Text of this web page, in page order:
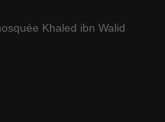
Khaled ibn Walid